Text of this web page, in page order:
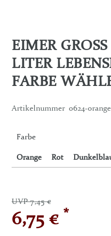
EIMER GROSS
ITER
ARBE
Artikelnummer 0624-orange
Farbe
Orange Rot
UVP 7,45 €
6,75 € *